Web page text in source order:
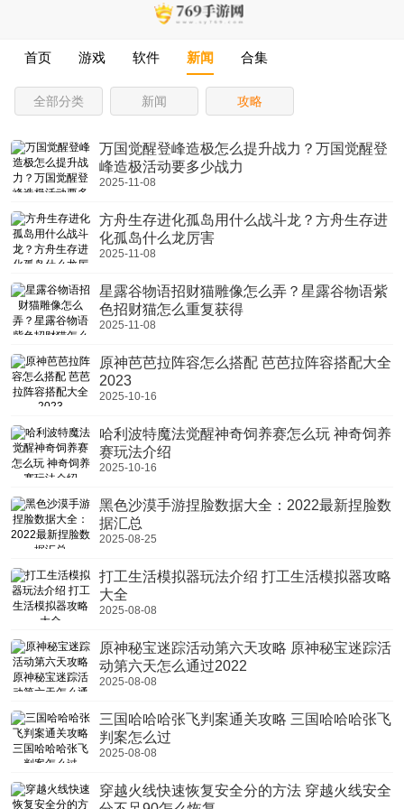
首页 游戏 软件 新闻 合集
全部分类 新闻 攻略
万国觉醒登峰造极怎么提升战力？万国觉醒登
峰造极活动要多少战力
2025-11-08
方舟生存进化孤岛用什么战斗龙？方舟生存进
化孤岛什么龙厉害
2025-11-08
星露谷物语招财猫雕像怎么弄？星露谷物语紫
色招财猫怎么重复获得
2025-11-08
原神芭芭拉阵容怎么搭配 芭芭拉阵容搭配大全
2023
2025-10-16
哈利波特魔法觉醒神奇饲养赛怎么玩 神奇饲养
赛玩法介绍
2025-10-16
黑色沙漠手游捏脸数据大全：2022最新捏脸数
据汇总
2025-08-25
打工生活模拟器玩法介绍 打工生活模拟器攻略
大全
2025-08-08
原神秘宝迷踪活动第六天攻略 原神秘宝迷踪活
动第六天怎么通过2022
2025-08-08
三国哈哈哈张飞判案通关攻略 三国哈哈哈张飞
判案怎么过
2025-08-08
穿越火线快速恢复安全分的方法 穿越火线安全